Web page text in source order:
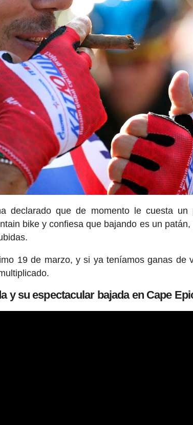
declarado que de momento le cuesta un
bike y confiesa que bajando es un
19 de marzo, y si ya teníamos ganas de
y su espectacular bajada en Cape